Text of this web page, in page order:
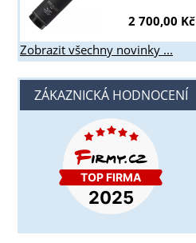
2 700,00 Kč
Zobrazit všechny novinky ...
ZÁKAZNICKÁ HODNOCENÍ